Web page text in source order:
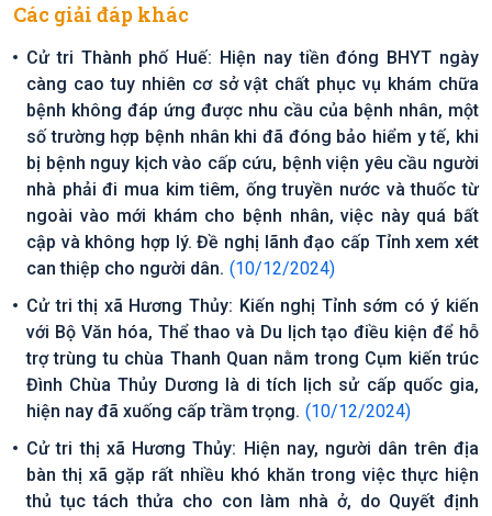
Các giải đáp khác
Cử tri Thành phố Huế: Hiện nay tiền đóng BHYT ngày
càng cao tuy nhiên cơ sở vật chất phục vụ khám chữa
bệnh không đáp ứng được nhu cầu của bệnh nhân, một
số trường hợp bệnh nhân khi đã đóng bảo hiểm y tế, khi
bị bệnh nguy kịch vào cấp cứu, bệnh viện yêu cầu người
nhà phải đi mua kim tiêm, ống truyền nước và thuốc từ
ngoài vào mới khám cho bệnh nhân, việc này quá bất
cập và không hợp lý. Đề nghị lãnh đạo cấp Tỉnh xem xét
can thiệp cho người dân. (10/12/2024)
Cử tri thị xã Hương Thủy: Kiến nghị Tỉnh sớm có ý kiến
với Bộ Văn hóa, Thể thao và Du lịch tạo điều kiện để hỗ
trợ trùng tu chùa Thanh Quan nằm trong Cụm kiến trúc
Đình Chùa Thủy Dương là di tích lịch sử cấp quốc gia,
hiện nay đã xuống cấp trầm trọng. (10/12/2024)
Cử tri thị xã Hương Thủy: Hiện nay, người dân trên địa
bàn thị xã gặp rất nhiều khó khăn trong việc thực hiện
thủ tục tách thửa cho con làm nhà ở, do Quyết định